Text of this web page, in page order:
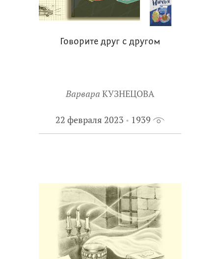
Говорите друг с другом
Варвара КУЗНЕЦОВА
22 февраля 2023 1939